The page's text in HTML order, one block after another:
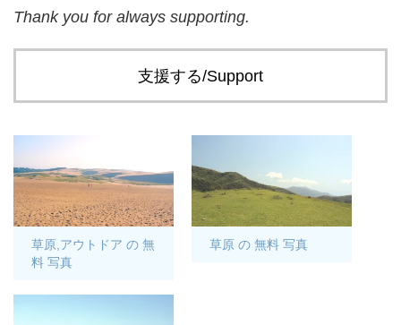
Thank you for always supporting.
支援する/Support
草原,アウトドア の 無
料 写真
草原 の 無料 写真